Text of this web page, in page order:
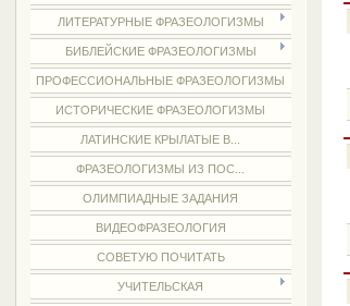
ЛИТЕРАТУРНЫЕ ФРАЗЕОЛОГИЗМЫ
БИБЛЕЙСКИЕ ФРАЗЕОЛОГИЗМЫ
ПРОФЕССИОНАЛЬНЫЕ ФРАЗЕОЛОГИЗМЫ
ИСТОРИЧЕСКИЕ ФРАЗЕОЛОГИЗМЫ
ЛАТИНСКИЕ КРЫЛАТЫЕ В...
ФРАЗЕОЛОГИЗМЫ ИЗ ПОС...
ОЛИМПИАДНЫЕ ЗАДАНИЯ
ВИДЕОФРАЗЕОЛОГИЯ
СОВЕТУЮ ПОЧИТАТЬ
УЧИТЕЛЬСКАЯ